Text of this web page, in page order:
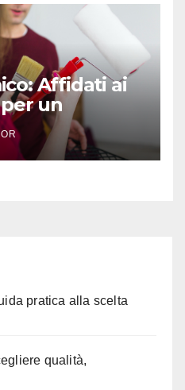
Affidati ai
un
pratica alla scelta
qualità,